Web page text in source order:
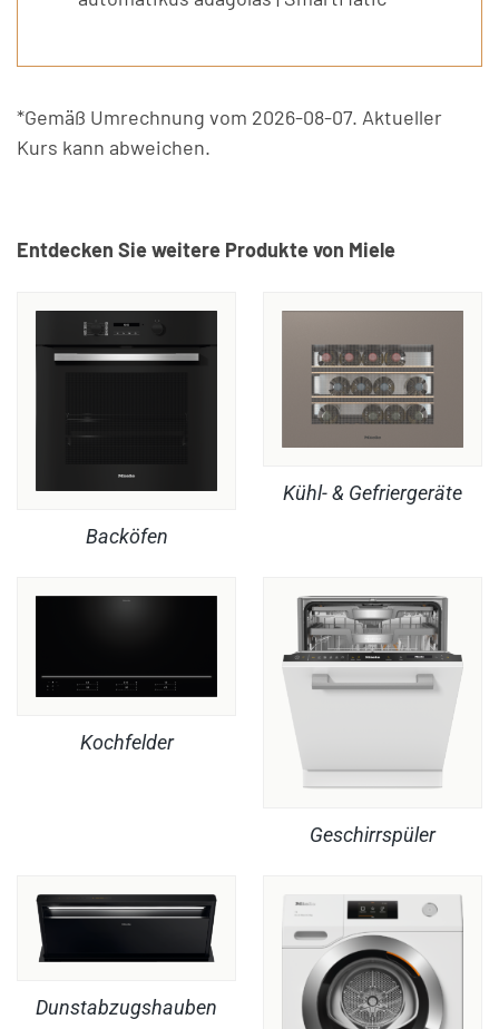
*Gemäß Umrechnung vom 2026-08-07. Aktueller
Kurs kann abweichen.
Entdecken Sie weitere Produkte von Miele
Backöfen
Kühl- & Gefriergeräte
Kochfelder
Geschirrspüler
Dunstabzugshauben